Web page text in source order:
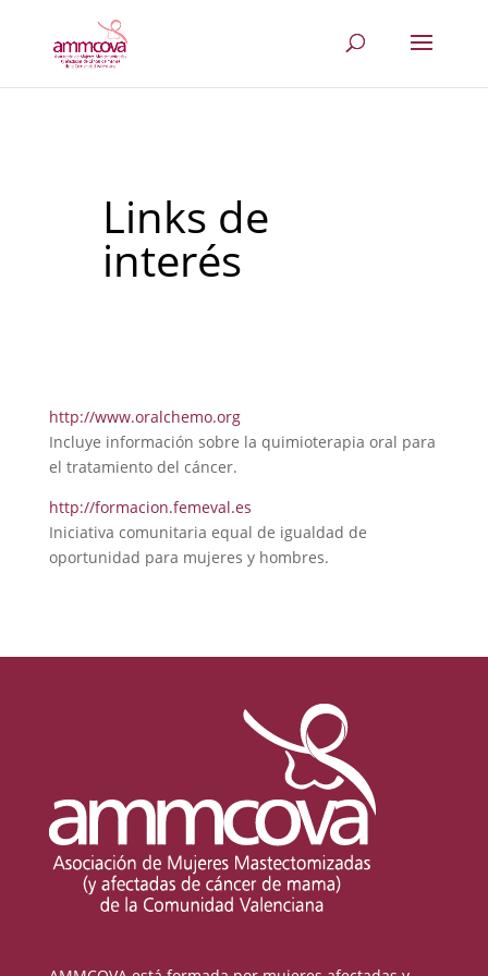
Links de
interés
http://www.oralchemo.org
Incluye información sobre la quimioterapia oral para
el tratamiento del cáncer.
http://formacion.femeval.es
Iniciativa comunitaria equal de igualdad de
oportunidad para mujeres y hombres.